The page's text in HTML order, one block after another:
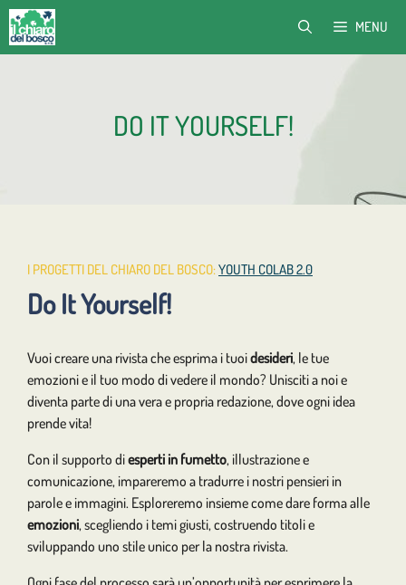
Vai
contenuto
MENU
DO IT YOURSELF!
I PROGETTI DEL CHIARO DEL BOSCO:YOUTH COLAB 2.0
Do It Yourself!
Vuoi creare una rivista che esprima i tuoidesideri, le tue
emozioni e il tuo modo di vedere il mondo? Unisciti a noi e
diventa parte di una vera e propria redazione, dove ogni idea
prende vita!
Con il supporto diesperti in fumetto, illustrazione e
comunicazione, impareremo a tradurre i nostri pensieri in
parole e immagini. Esploreremo insieme come dare forma alle
emozioni, scegliendo i temi giusti, costruendo titoli e
sviluppando uno stile unico per la nostra rivista.